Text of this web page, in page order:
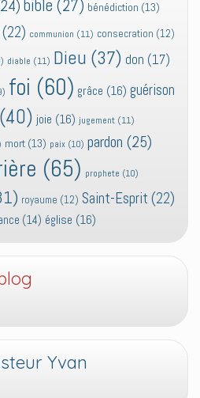
bible (27) bénédiction (13)
(22) communion (11) consecration (12)
diable (11) Dieu (37) don (17)
foi (60) grâce (16) guérison
(40) joie (16) jugement (11)
mort (13) paix (10) pardon (25)
(65) prophete (10)
royaume (12) Saint-Esprit (22)
(14) église (16)
Yvan